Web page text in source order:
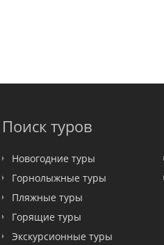
Поиск туров
Новогодние туры
Горнолыжные туры
Пляжные туры
Горящие туры
Экскурсионные туры